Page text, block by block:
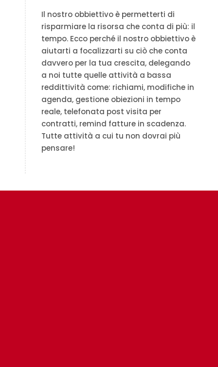
Il nostro obbiettivo è permetterti di
risparmiare la risorsa che conta di più: il
tempo. Ecco perché il nostro obbiettivo è
aiutarti a focalizzarti su ciò che conta
davvero per la tua crescita, delegando
a noi tutte quelle attività a bassa
reddittività come: richiami, modifiche in
agenda, gestione obiezioni in tempo
reale, telefonata post visita per
contratti, remind fatture in scadenza.
Tutte attività a cui tu non dovrai più
pensare!